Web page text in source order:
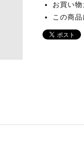
お買い物
この商